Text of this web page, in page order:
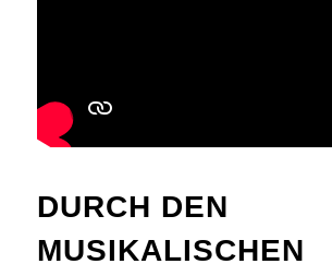
DURCH DEN
MUSIKALISCHEN